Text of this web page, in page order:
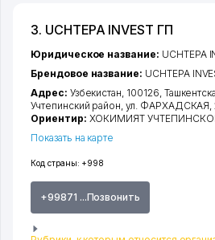
3. UCHTEPA INVEST ГП
Код страны: +998
+99871 ...Позвонить
Юридическое название: UCHTEPA
Брендовое название: UCHTEPA
Адрес: Узбекистан, 100126,
Учтепинский район,ул. ФАРХАДСКАЯ,
Ориентир: ХОКИМИЯТ
Показать на карте